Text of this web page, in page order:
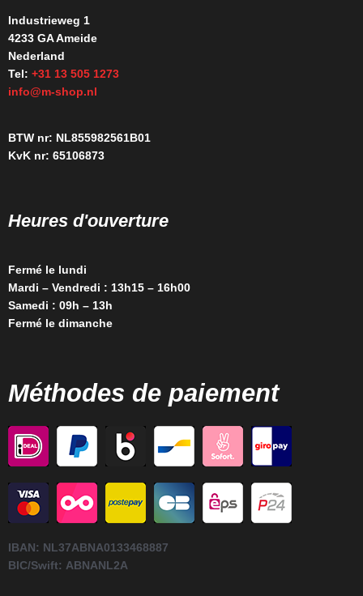
Industrieweg 1
4233 GA Ameide
Nederland
Tel: +31 13 505 1273
info@m-shop.nl
BTW nr: NL855982561B01
KvK nr: 65106873
Heures d'ouverture
Fermé le lundi
Mardi – Vendredi : 13h15 – 16h00
Samedi : 09h – 13h
Fermé le dimanche
Méthodes de paiement
IBAN: NL37ABNA0133468887
BIC/Swift: ABNANL2A